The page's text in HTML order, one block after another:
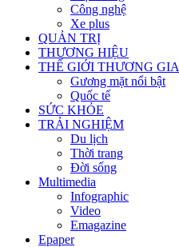
Công nghệ
Xe plus
QUẢN TRỊ
THƯƠNG HIỆU
THẾ GIỚI THƯƠNG GIA
Gương mặt nổi bật
Quốc tế
SỨC KHỎE
TRẢI NGHIỆM
Du lịch
Thời trang
Đời sống
Multimedia
Infographic
Video
Emagazine
Epaper